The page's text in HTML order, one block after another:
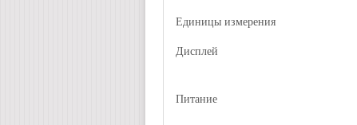
Единицы измерения
Дисплей
Питание